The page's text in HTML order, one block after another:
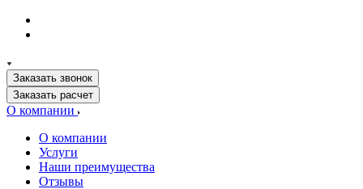
Заказать звонок
Заказать расчет
О компании
О компании
Услуги
Наши преимущества
Отзывы